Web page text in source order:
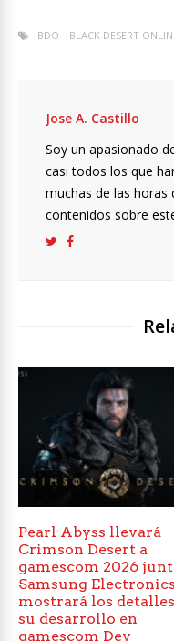
BDO BLACK DESERT
Jose A. Castillo
Soy un apasionado
casi todos los que
muchas de las
contenidos sobre
Pearl Abyss llevará
Crimson Desert a
gamescom 2026
Samsung
mostrará los
su desarrollo en
gamescom Dev